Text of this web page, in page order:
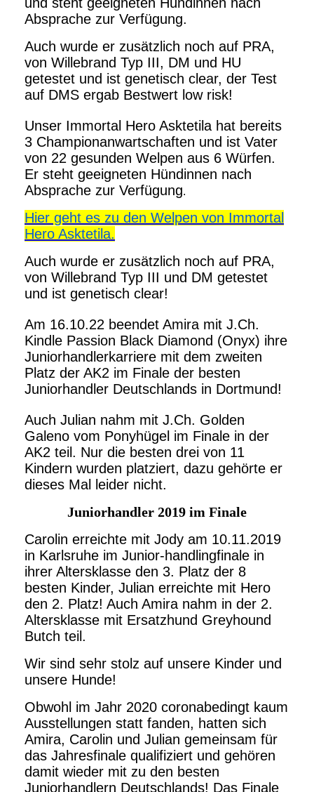
Absprache zur Verfügung.
Auch wurde er zusätzlich noch auf PRA,
von Willebrand Typ III, DM und HU
getestet und ist genetisch clear, der Test
auf DMS ergab Bestwert low risk!
Unser Immortal Hero Asktetila hat bereits
3 Championanwartschaften und ist Vater
von 22 gesunden Welpen aus 6 Würfen.
Er steht geeigneten Hündinnen nach
Absprache zur Verfügung.
Hier geht es zu den Welpen von Immortal
Hero Asktetila.
Auch wurde er zusätzlich noch auf PRA,
von Willebrand Typ III und DM getestet
und ist genetisch clear!
Am 16.10.22 beendet Amira mit J.Ch.
Kindle Passion Black Diamond (Onyx) ihre
Juniorhandlerkarriere mit dem zweiten
Platz der AK2 im Finale der besten
Juniorhandler Deutschlands in Dortmund!
Auch Julian nahm mit J.Ch. Golden
Galeno vom Ponyhügel im Finale in der
AK2 teil. Nur die besten drei von 11
Kindern wurden platziert, dazu gehörte er
dieses Mal leider nicht.
Juniorhandler 2019 im Finale
Carolin erreichte mit Jody am 10.11.2019
in Karlsruhe im Junior-handlingfinale in
ihrer Altersklasse den 3. Platz der 8
besten Kinder, Julian erreichte mit Hero
den 2. Platz! Auch Amira nahm in der 2.
Altersklasse mit Ersatzhund Greyhound
Butch teil.
Wir sind sehr stolz auf unsere Kinder und
unsere Hunde!
Obwohl im Jahr 2020 coronabedingt kaum
Ausstellungen statt fanden, hatten sich
Amira, Carolin und Julian gemeinsam für
das Jahresfinale qualifiziert und gehören
damit wieder mit zu den besten
Juniorhandlern Deutschlands! Das Finale